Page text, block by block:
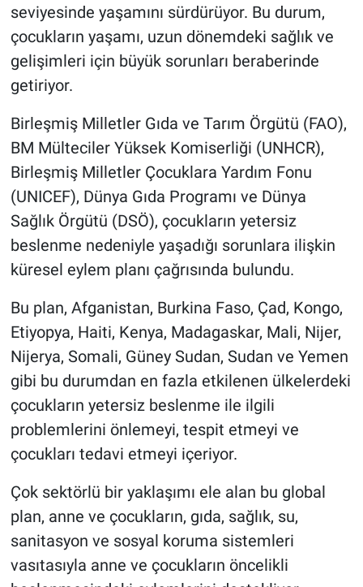
seviyesinde yaşamını sürdürüyor. Bu durum,
çocukların yaşamı, uzun dönemdeki sağlık ve
gelişimleri için büyük sorunları beraberinde
getiriyor.
Birleşmiş Milletler Gıda ve Tarım Örgütü (FAO),
BM Mülteciler Yüksek Komiserliği (UNHCR),
Birleşmiş Milletler Çocuklara Yardım Fonu
(UNICEF), Dünya Gıda Programı ve Dünya
Sağlık Örgütü (DSÖ), çocukların yetersiz
beslenme nedeniyle yaşadığı sorunlara ilişkin
küresel eylem planı çağrısında bulundu.
Bu plan, Afganistan, Burkina Faso, Çad, Kongo,
Etiyopya, Haiti, Kenya, Madagaskar, Mali, Nijer,
Nijerya, Somali, Güney Sudan, Sudan ve Yemen
gibi bu durumdan en fazla etkilenen ülkelerdeki
çocukların yetersiz beslenme ile ilgili
problemlerini önlemeyi, tespit etmeyi ve
çocukları tedavi etmeyi içeriyor.
Çok sektörlü bir yaklaşımı ele alan bu global
plan, anne ve çocukların, gıda, sağlık, su,
sanitasyon ve sosyal koruma sistemleri
vasıtasıyla anne ve çocukların öncelikli